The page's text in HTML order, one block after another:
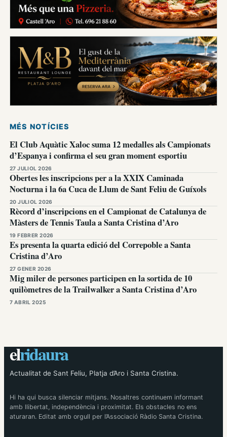
MÉS NOTÍCIES
El Club Aquàtic Xaloc suma 12 medalles als Campionats
d’Espanya i confirma el seu gran moment esportiu
27 JULIOL 2026
Obertes les inscripcions per a la XXIX Caminada
Nocturna i la 6a Cuca de Llum de Sant Feliu de Guíxols
20 JULIOL 2026
Rècord d’inscripcions en el Campionat de Catalunya de
Màsters de Tennis Taula a Santa Cristina d’Aro
19 FEBRER 2026
Es presenta la quarta edició del Correpoble a Santa
Cristina d’Aro
27 GENER 2026
Mig miler de persones participen en la sortida de 10
quilòmetres de la Trailwalker a Santa Cristina d’Aro
7 ABRIL 2025
elridaura
Actualitat de Sant Feliu, Platja d’Aro i Santa Cristina.
Hi ha qui busca silenciar mitjans. Nosaltres continuem informant
amb llibertat, independència i proximitat. Els obstacles no ens
aturaran. Editat amb orgull per l’Associació Ràdio Santa Cristina.